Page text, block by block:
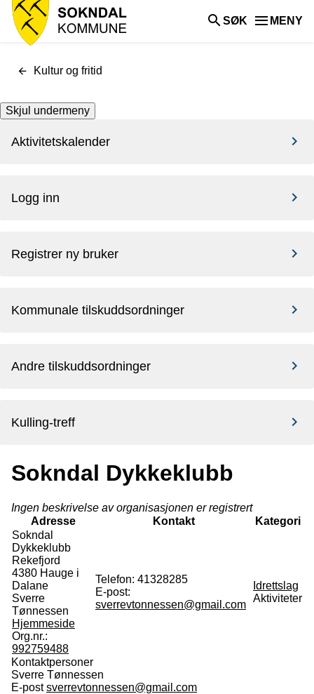
Sokndal
kommune
SØK MENY
Du
Kultur og fritid
Skjul undermeny
Aktivitetskalender
Logg inn
Registrer ny bruker
Kommunale tilskuddsordninger
Andre tilskuddsordninger
Kulling-treff
Sokndal Dykkeklubb
Ingen beskrivelse av organisasjonen er registrert
Adresse
Kontakt
Kategori
Sokndal
Dykkeklubb
Rekefjord
4380 Hauge i
Dalane
Sverre
Tønnessen
Hjemmeside
Org.nr.:
992759488
Telefon: 41328285
E-post:
sverrevtonnessen@gmail.com
Idrettslag
Aktiviteter
Kontaktpersoner
Sverre Tønnessen
E-postsverrevtonnessen@gmail.com